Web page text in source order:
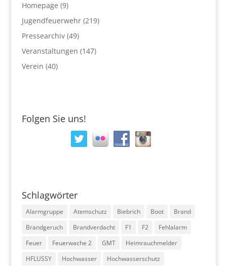
Homepage (9)
Jugendfeuerwehr(219)
Pressearchiv(49)
Veranstaltungen (147)
Verein (40)
Folgen Sie uns!
Schlagwörter
Alarmgruppe Atemschutz Biebrich Boot
Brand
Brandgeruch
Brandverdacht F1 F2
Fehlalarm
Feuer
Feuerwache 2 GMT
Heimrauchmelder
HFLUSSY
Hochwasser
Hochwasserschutz